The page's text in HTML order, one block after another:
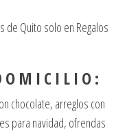
de Quito solo en Regalos
M I C I L I O :
chocolate, arreglos con
para navidad, ofrendas